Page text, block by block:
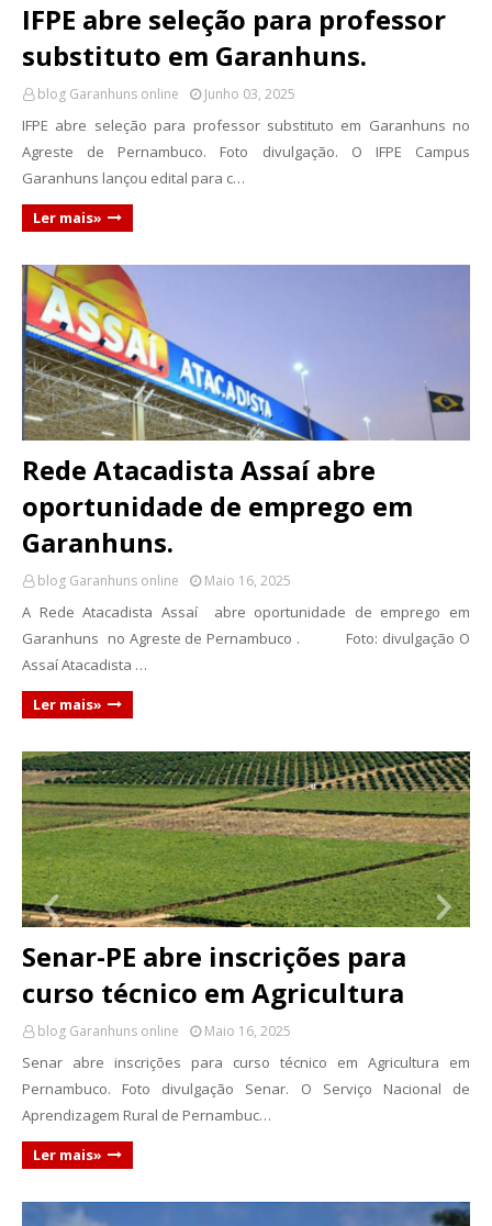
IFPE abre seleção para professor
substituto em Garanhuns.
blog Garanhuns online Junho 03, 2025
IFPE abre seleção para professor substituto em Garanhuns no
Agreste de Pernambuco. Foto divulgação. O IFPE Campus
Garanhuns lançou edital para c…
Ler mais»
Rede Atacadista Assaí abre
oportunidade de emprego em
Garanhuns.
blog Garanhuns online Maio 16, 2025
A Rede Atacadista Assaí abre oportunidade de emprego em
Garanhuns no Agreste de Pernambuco . Foto: divulgação O
Assaí Atacadista …
Ler mais»
Senar-PE abre inscrições para
curso técnico em Agricultura
blog Garanhuns online Maio 16, 2025
Senar abre inscrições para curso técnico em Agricultura em
Pernambuco. Foto divulgação Senar. O Serviço Nacional de
Aprendizagem Rural de Pernambuc…
Ler mais»